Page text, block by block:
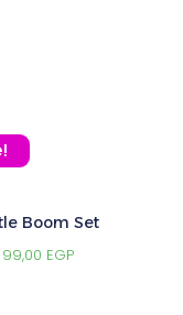
Boom Set
99,00 EGP